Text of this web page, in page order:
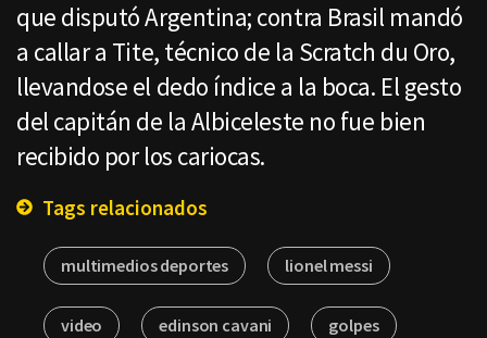
que disputó Argentina; contra Brasil mandó
a callar a Tite, técnico de la Scratch du Oro,
llevandose el dedo índice a la boca. El gesto
del capitán de la Albiceleste no fue bien
recibido por los cariocas.
Tags relacionados
multimedios deportes lionel messi
video edinson cavani golpes